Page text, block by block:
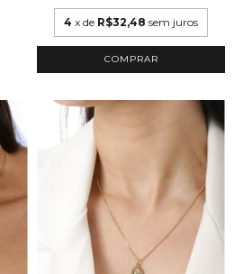
4 x de R$32,48 sem juros
COMPRAR